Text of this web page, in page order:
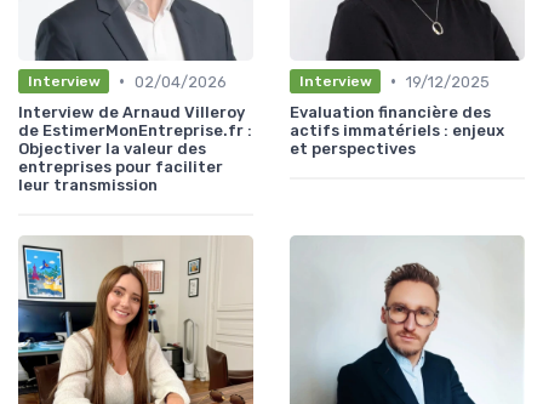
Interview • 02/04/2026
Interview de Arnaud Villeroy
de EstimerMonEntreprise.fr :
Objectiver la valeur des
entreprises pour faciliter
leur transmission
Interview • 19/12/2025
Evaluation financière des
actifs immatériels : enjeux
et perspectives